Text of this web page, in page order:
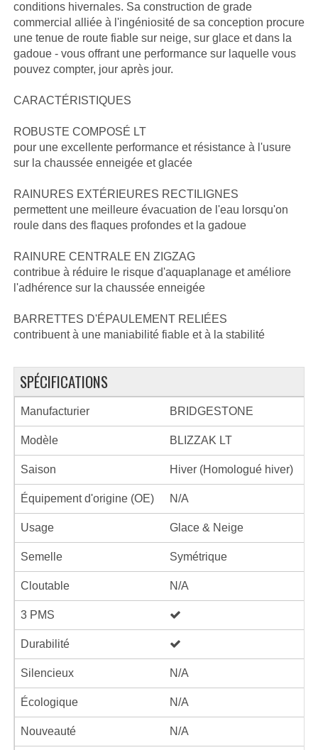
conditions hivernales. Sa construction de grade
commercial alliée à l'ingéniosité de sa conception procure
une tenue de route fiable sur neige, sur glace et dans la
gadoue - vous offrant une performance sur laquelle vous
pouvez compter, jour après jour.
CARACTÉRISTIQUES
ROBUSTE COMPOSÉ LT
pour une excellente performance et résistance à l'usure
sur la chaussée enneigée et glacée
RAINURES EXTÉRIEURES RECTILIGNES
permettent une meilleure évacuation de l'eau lorsqu'on
roule dans des flaques profondes et la gadoue
RAINURE CENTRALE EN ZIGZAG
contribue à réduire le risque d'aquaplanage et améliore
l'adhérence sur la chaussée enneigée
BARRETTES D'ÉPAULEMENT RELIÉES
contribuent à une maniabilité fiable et à la stabilité
SPÉCIFICATIONS
Manufacturier BRIDGESTONE
Modèle BLIZZAK LT
Saison Hiver (Homologué hiver)
Équipement d'origine (OE) N/A
Usage Glace & Neige
Semelle Symétrique
Cloutable N/A
3 PMS
Durabilité
Silencieux N/A
Écologique N/A
Nouveauté N/A